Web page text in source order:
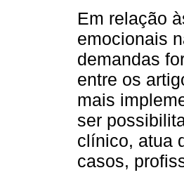
Em relação
emocionais
demandas
entre os
mais
ser
clínico, atua
casos,